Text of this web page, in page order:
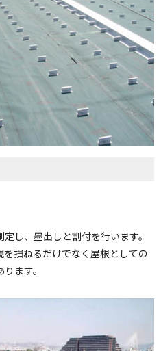
し、墨出しと割付を行います。
損ねるだけでなく屋根としての
ます。